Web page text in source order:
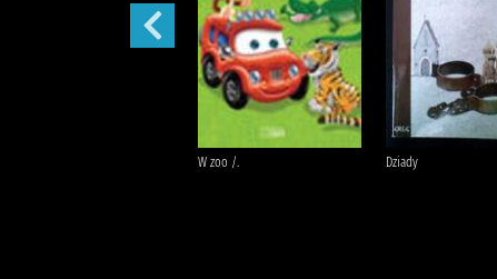
W zoo /. Dziady